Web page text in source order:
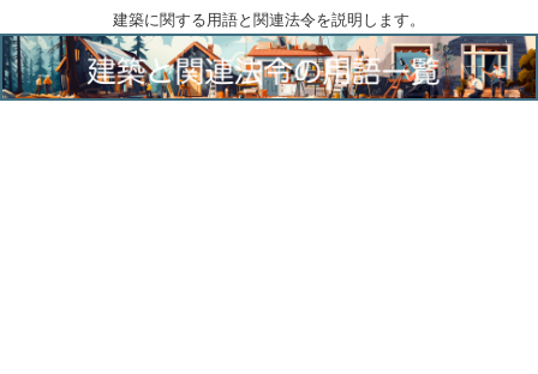
建築に関する用語と関連法令を説明します。